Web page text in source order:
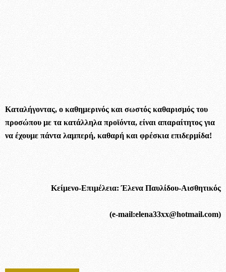
Καταλήγοντας, ο καθημερινός και σωστός καθαρισμός του
προσώπου με τα κατάλληλα προϊόντα, είναι απαραίτητος για
να έχουμε πάντα λαμπερή, καθαρή και φρέσκια επιδερμίδα!
Κείμενο-Επιμέλεια: Έλενα Παυλίδου-Αισθητικός
(e-mail:elena33xx@hotmail.com)